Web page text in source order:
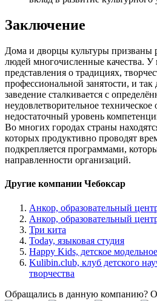
Заключение
Дома и дворцы культуры призваны
людей многочисленные качества. У
представления о традициях,
профессиональной занятости, и так
заведение сталкивается с
неудовлетворительное
недостаточный уровень
Во многих городах страны
которых продуктивно проводят
подкрепляется программами,
направленности организаций.
Другие компании Чебоксар
Анкор, образовательный
Анкор, образовательный
Три кита
Today, языковая студия
Happy Kids, детское
Kulibin.club, клуб детского
творчества
Обращались в данную компанию?